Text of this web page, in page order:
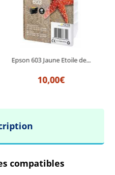
Epson 603 Jaune Etoile de...
10,00€
compatibles